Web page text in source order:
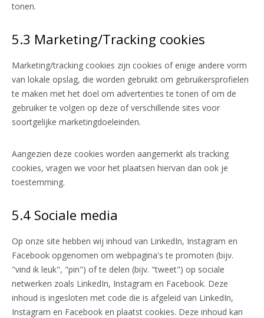
tonen.
5.3 Marketing/Tracking cookies
Marketing/tracking cookies zijn cookies of enige andere vorm
van lokale opslag, die worden gebruikt om gebruikersprofielen
te maken met het doel om advertenties te tonen of om de
gebruiker te volgen op deze of verschillende sites voor
soortgelijke marketingdoeleinden.
Aangezien deze cookies worden aangemerkt als tracking
cookies, vragen we voor het plaatsen hiervan dan ook je
toestemming.
5.4 Sociale media
Op onze site hebben wij inhoud van LinkedIn, Instagram en
Facebook opgenomen om webpagina's te promoten (bijv.
"vind ik leuk", "pin") of te delen (bijv. "tweet") op sociale
netwerken zoals LinkedIn, Instagram en Facebook. Deze
inhoud is ingesloten met code die is afgeleid van LinkedIn,
Instagram en Facebook en plaatst cookies. Deze inhoud kan